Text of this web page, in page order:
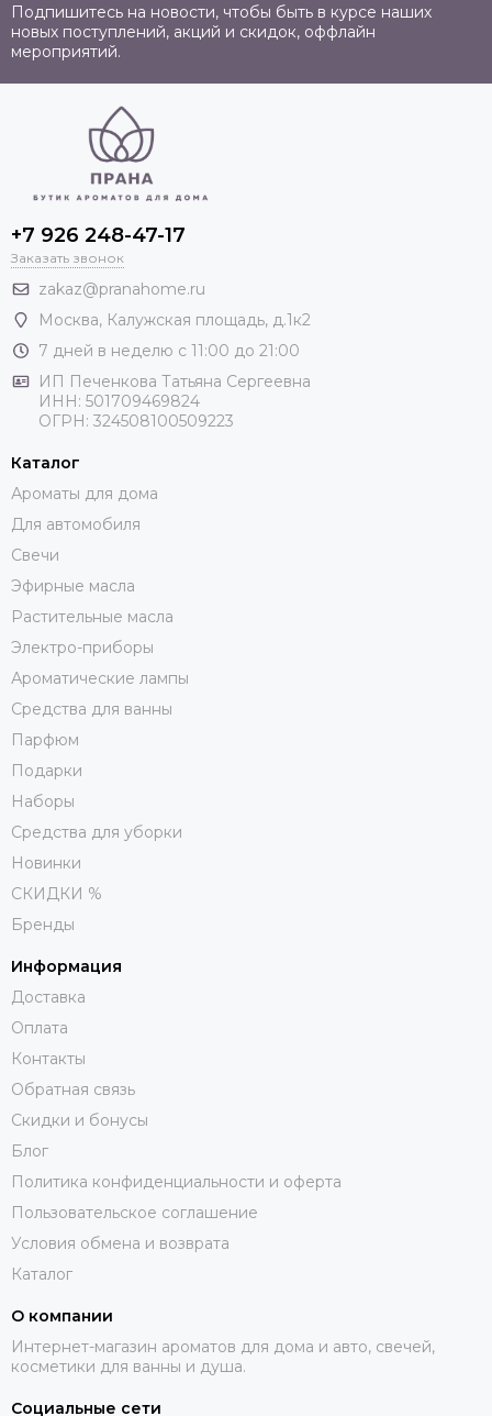
Подпишитесь на новости, чтобы быть в курсе наших
новых поступлений, акций и скидок, оффлайн
мероприятий.
+7 926 248-47-17
Заказать звонок
zakaz@pranahome.ru
Москва, Калужская площадь, д.1к2
7 дней в неделю с 11:00 до 21:00
ИП Печенкова Татьяна Сергеевна
ИНН: 501709469824
ОГРН: 324508100509223
Каталог
Ароматы для дома
Для автомобиля
Свечи
Эфирные масла
Растительные масла
Электро-приборы
Ароматические лампы
Средства для ванны
Парфюм
Подарки
Наборы
Средства для уборки
Новинки
СКИДКИ %
Бренды
Информация
Доставка
Оплата
Контакты
Обратная связь
Скидки и бонусы
Блог
Политика конфиденциальности и оферта
Пользовательское соглашение
Условия обмена и возврата
Каталог
О компании
Интернет-магазин ароматов для дома и авто, свечей,
косметики для ванны и душа.
Социальные сети